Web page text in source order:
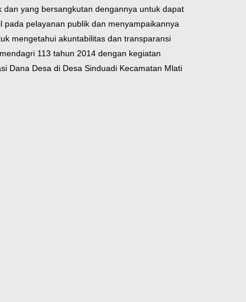
yang bersangkutan dengannya untuk dapat
pelayanan publik dan menyampaikannya
mengetahui akuntabilitas dan transparansi
113 tahun 2014 dengan kegiatan
Dana Desa di Desa Sinduadi Kecamatan Mlati